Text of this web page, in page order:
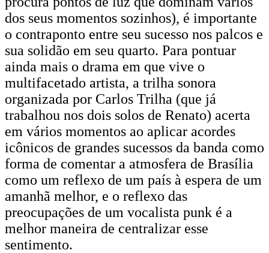
dos seus momentos sozinhos), é importante
o contraponto entre seu sucesso nos palcos e
sua solidão em seu quarto. Para pontuar
ainda mais o drama em que vive o
multifacetado artista, a trilha sonora
organizada por Carlos Trilha (que já
trabalhou nos dois solos de Renato) acerta
em vários momentos ao aplicar acordes
icônicos de grandes sucessos da banda como
forma de comentar a atmosfera de Brasília
como um reflexo de um país à espera de um
amanhã melhor, e o reflexo das
preocupações de um vocalista punk é a
melhor maneira de centralizar esse
sentimento.